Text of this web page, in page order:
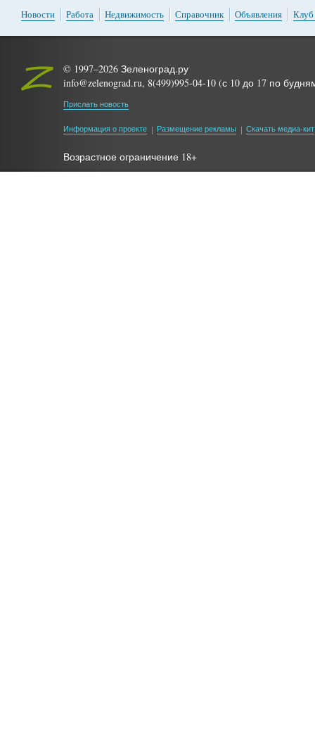
Новости Работа Недвижимость Справочник Объявления Клуб
© 1997–2026 Зеленоград.ру
info@zelenograd.ru, 8(499)995-04-10 (с 10 до 17 по
Прислать новость
Информация о проекте Размещение рекламы Скачать медиа-кит
Возрастное ограничение 18+